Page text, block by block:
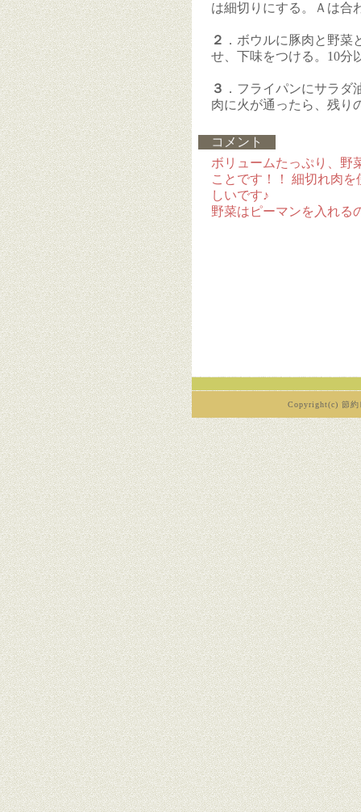
は細切りにする。Ａは合
２ ．ボウルに豚肉と野
せ、下味をつける。10分
３ ．フライパンにサラ
肉に火が通ったら、残り
コメント
ボリュームたっぷり、野
ことです！！ 細切れ肉
しいです♪
野菜はピーマンを入れる
Copyright(c) 節